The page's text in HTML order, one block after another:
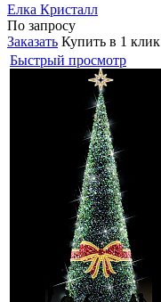
Елка Кристалл
По запросу
Заказать Купить в 1 клик
Быстрый просмотр